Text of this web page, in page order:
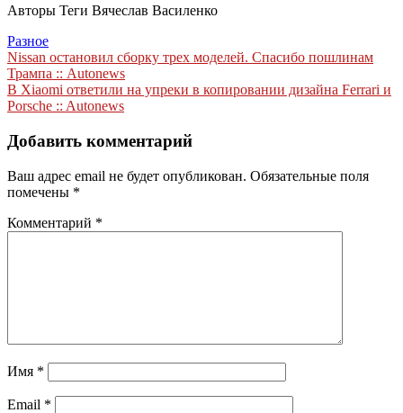
Авторы Теги Вячеслав Василенко
Разное
Навигация
по
записям
Nissan остановил сборку трех моделей. Спасибо пошлинам
Трампа :: Autonews
В Xiaomi ответили на упреки в копировании дизайна Ferrari и
Porsche :: Autonews
Добавить комментарий
Ваш адрес email не будет опубликован. Обязательные поля
помечены *
Комментарий *
Имя *
Email *